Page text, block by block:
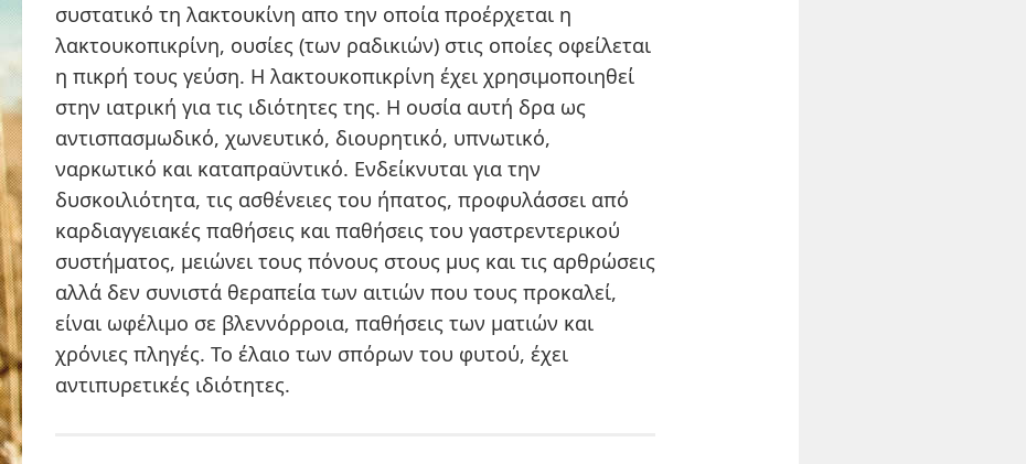
συστατικό τη λακτουκίνη απο την οποία προέρχεται η
λακτουκοπικρίνη, ουσίες (των ραδικιών) στις οποίες οφείλεται
η πικρή τους γεύση. Η λακτουκοπικρίνη έχει χρησιμοποιηθεί
στην ιατρική για τις ιδιότητες της. Η ουσία αυτή δρα ως
αντισπασμωδικό, χωνευτικό, διουρητικό, υπνωτικό,
ναρκωτικό και καταπραϋντικό. Ενδείκνυται για την
δυσκοιλιότητα, τις ασθένειες του ήπατος, προφυλάσσει από
καρδιαγγειακές παθήσεις και παθήσεις του γαστρεντερικού
συστήματος, μειώνει τους πόνους στους μυς και τις αρθρώσεις
αλλά δεν συνιστά θεραπεία των αιτιών που τους προκαλεί,
είναι ωφέλιμο σε βλεννόρροια, παθήσεις των ματιών και
χρόνιες πληγές. Το έλαιο των σπόρων του φυτού, έχει
αντιπυρετικές ιδιότητες.